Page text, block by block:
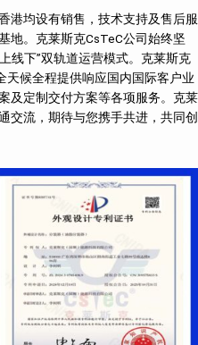
港均设有销售，技术支持及售后服
地。克莱斯克CsTeC公司始终坚
线下”双轨道运营模式。克莱斯克
天候全程提供响应国内国际客户业
及定制交付方案等各项服务。克莱
交流，期待与您携手共进，共同创